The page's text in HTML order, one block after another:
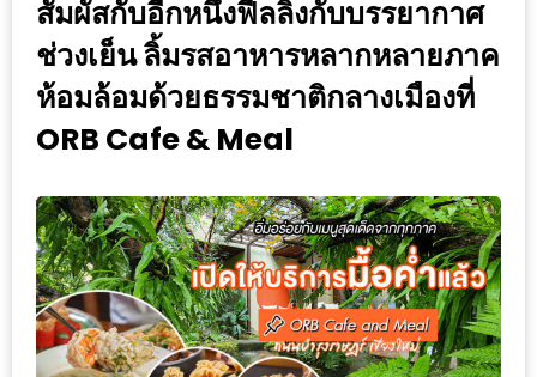
ฐานะ
อะไร
…
งาน
ที่
ครบ
ครั้ง
ช้อป
ชิ
สัมผัสกับอีกหนึ่งฟีลลิ่งกับบรรยากาศ
ช่วงเย็น ลิ้มรสอาหารหลากหลายภาค
ห้อมล้อมด้วยธรรมชาติกลางเมืองที่
ORB Cafe & Meal